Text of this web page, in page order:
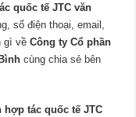
quốc tế JTC văn
số điện thoại, email,
gì vềCông ty Cổ phần
cùng chia sẻ bên
hợp tác quốc tế JTC